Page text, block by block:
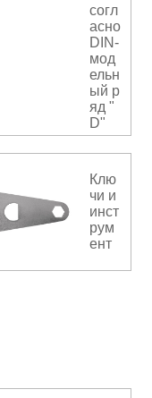
согл
асно
DIN-
мод
ельн
ый р
яд "
D"
Клю
чи и
инст
рум
ент